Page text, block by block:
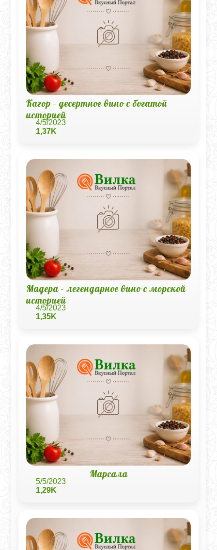
Кагор - десертное вино с богатой
историей
4/5/2023
1,37K
Мадера - легендарное вино с морской
историей
4/5/2023
1,35K
Марсала
5/5/2023
1,29K